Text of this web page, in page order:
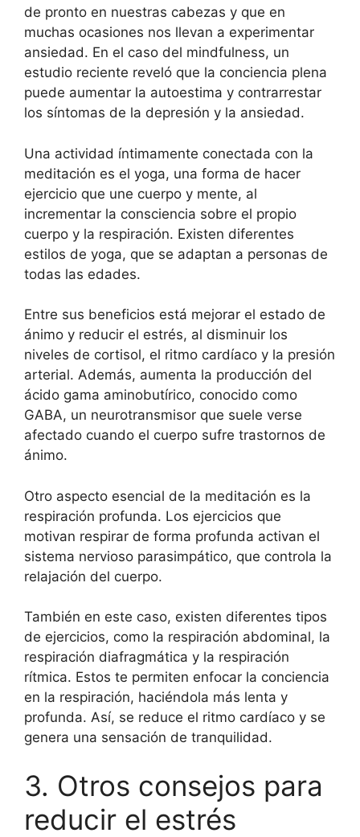
de pronto en nuestras cabezas y que en
muchas ocasiones nos llevan a experimentar
ansiedad. En el caso del mindfulness, un
estudio reciente reveló que la conciencia plena
puede aumentar la autoestima y contrarrestar
los síntomas de la depresión y la ansiedad.
Una actividad íntimamente conectada con la
meditación es el yoga, una forma de hacer
ejercicio que une cuerpo y mente, al
incrementar la consciencia sobre el propio
cuerpo y la respiración. Existen diferentes
estilos de yoga, que se adaptan a personas de
todas las edades.
Entre sus beneficios está mejorar el estado de
ánimo y reducir el estrés, al disminuir los
niveles de cortisol, el ritmo cardíaco y la presión
arterial. Además, aumenta la producción del
ácido gama aminobutírico, conocido como
GABA, un neurotransmisor que suele verse
afectado cuando el cuerpo sufre trastornos de
ánimo.
Otro aspecto esencial de la meditación es la
respiración profunda. Los ejercicios que
motivan respirar de forma profunda activan el
sistema nervioso parasimpático, que controla la
relajación del cuerpo.
También en este caso, existen diferentes tipos
de ejercicios, como la respiración abdominal, la
respiración diafragmática y la respiración
rítmica. Estos te permiten enfocar la conciencia
en la respiración, haciéndola más lenta y
profunda. Así, se reduce el ritmo cardíaco y se
genera una sensación de tranquilidad.
3. Otros consejos para
reducir el estrés